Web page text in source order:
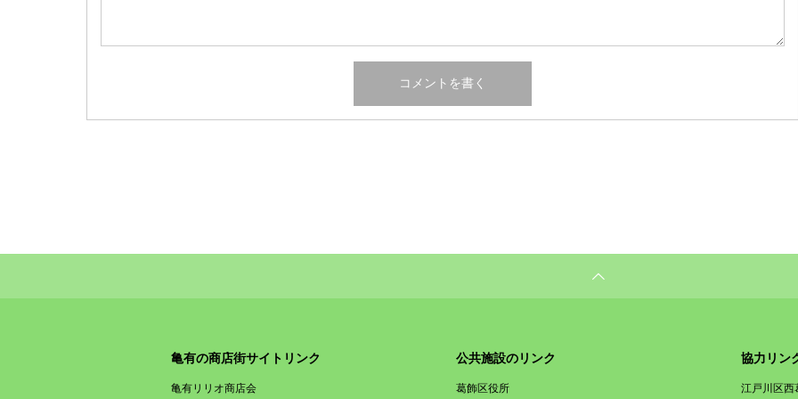
亀有の商店街サイトリンク
亀有リリオ商店会
公共施設のリンク
葛飾区役所
協力リン
江戸川区西